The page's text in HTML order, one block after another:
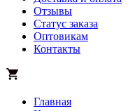
Отзывы
Статус заказа
Оптовикам
Контакты
Главная